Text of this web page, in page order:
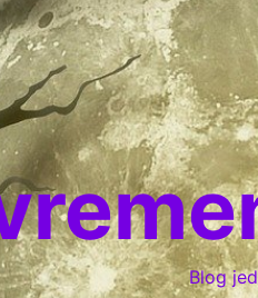
Blog